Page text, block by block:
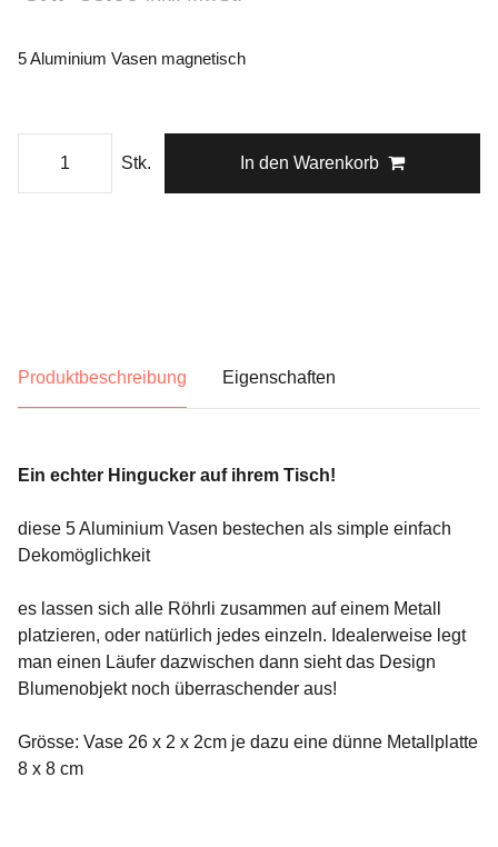
5 Aluminium Vasen magnetisch
Stk. In den Warenkorb
Produktbeschreibung Eigenschaften
Ein echter Hingucker auf ihrem Tisch!
diese 5 Aluminium Vasen bestechen als simple einfach
Dekomöglichkeit
es lassen sich alle Röhrli zusammen auf einem Metall
platzieren, oder natürlich jedes einzeln. Idealerweise legt
man einen Läufer dazwischen dann sieht das Design
Blumenobjekt noch überraschender aus!
Grösse: Vase 26 x 2 x 2cm je dazu eine dünne Metallplatte
8 x 8 cm